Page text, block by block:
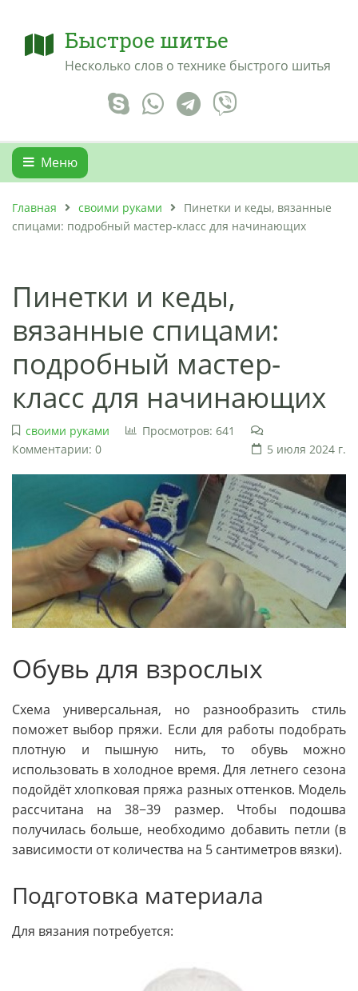
Быстрое шитье
Несколько слов о технике быстрого шитья
Меню
Главная своими руками
Пинетки и кеды, вязанные
спицами: подробный мастер-класс для начинающих
Пинетки и кеды,
вязанные спицами:
подробный мастер-
класс для начинающих
своими руками
Просмотров: 641
Комментарии: 0
5 июля 2024 г.
Обувь для взрослых
Схема универсальная, но разнообразить стиль
поможет выбор пряжи. Если для работы подобрать
плотную и пышную нить, то обувь можно
использовать в холодное время. Для летнего сезона
подойдёт хлопковая пряжа разных оттенков. Модель
рассчитана на 38−39 размер. Чтобы подошва
получилась больше, необходимо добавить петли (в
зависимости от количества на 5 сантиметров вязки).
Подготовка материала
Для вязания потребуется: